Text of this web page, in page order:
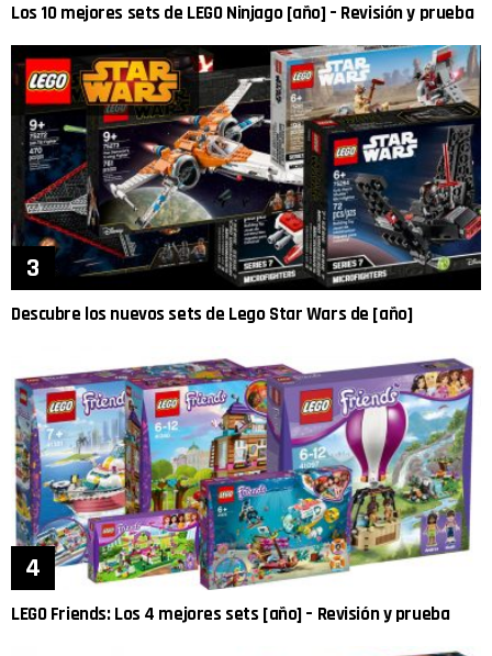
Los 10 mejores sets de LEGO Ninjago [año] – Revisión y prueba
Descubre los nuevos sets de Lego Star Wars de [año]
LEGO Friends: Los 4 mejores sets [año] – Revisión y prueba